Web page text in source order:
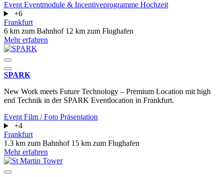
Event Eventmodule & Incentiveprogramme Hochzeit
+6
Frankfurt
6 km zum Bahnhof 12 km zum Flughafen
Mehr erfahren
SPARK
New Work meets Future Technology – Premium Location mit high
end Technik in der SPARK Eventlocation in Frankfurt.
Event Film / Foto Präsentation
+4
Frankfurt
1.3 km zum Bahnhof 15 km zum Flughafen
Mehr erfahren